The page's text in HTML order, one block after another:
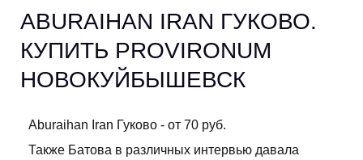
ABURAIHAN IRAN ГУКОВО.
КУПИТЬ PROVIRONUM
НОВОКУЙБЫШЕВСК
Aburaihan Iran Гуково - от 70 руб.
Также Батова в различных интервью давала